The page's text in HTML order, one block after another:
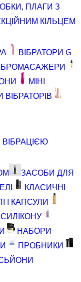
ПЛАГИ З
КІЛЬЦЕМ
ВІБРАТОРИ G
МІНІ
ВІБРАЦІЄЮ
ЗАСОБИ ДЛЯ
КЛАСИЧНІ
І КАПСУЛИ
НАБОРИ
ПРОБНИКИ